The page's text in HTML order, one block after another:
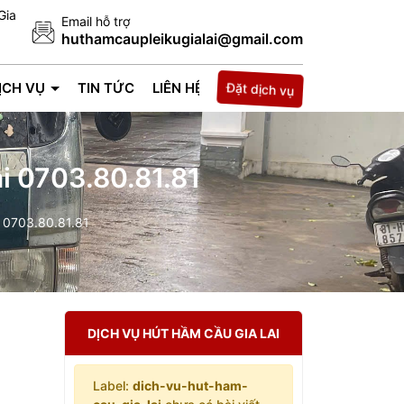
Email hỗ trợ
huthamcaupleikugialai@gmail.com
VỤ TIN TỨC LIÊN HỆ Đặt dịch vụ
0703.80.81.81
DỊCH VỤ HÚT HẦM CẦU GIA LAI
Label: dich-vu-hut-ham-